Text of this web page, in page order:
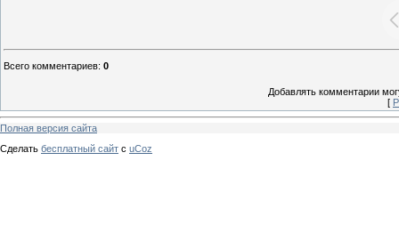
Всего комментариев: 0
Добавлять комментарии
[
Полная версия сайта
Сделать бесплатный сайт с uCoz